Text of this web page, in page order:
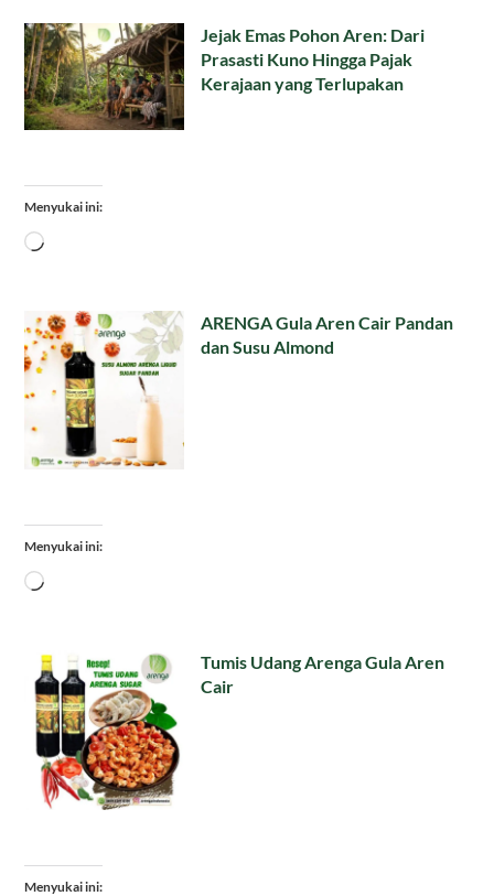
Jejak Emas Pohon Aren: Dari
Prasasti Kuno Hingga Pajak
Kerajaan yang Terlupakan
Menyukai ini:
Memuat...
ARENGA Gula Aren Cair Pandan
dan Susu Almond
Menyukai ini:
Memuat...
Tumis Udang Arenga Gula Aren
Cair
Menyukai ini: